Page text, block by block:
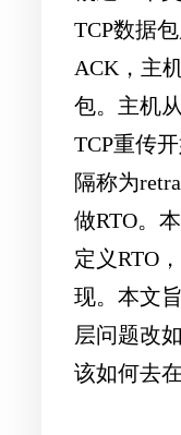
TCP数据
ACK，主
包。主机
TCP重传开
隔称为
做RTO。
定义RTO
现。 本文
层问题改
该如何去